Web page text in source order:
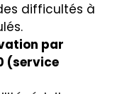
difficultés à
par
(service